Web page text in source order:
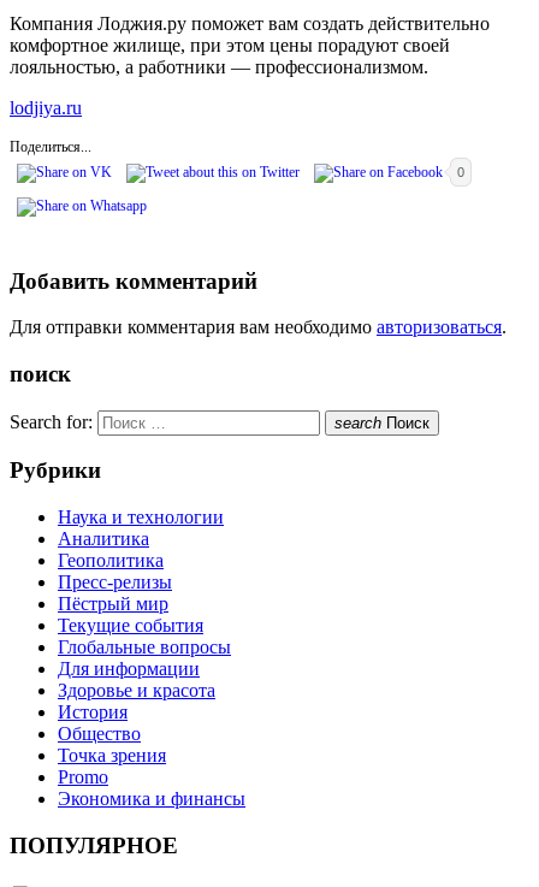
Компания Лоджия.ру поможет вам создать действительно
комфортное жилище, при этом цены порадуют своей
лояльностью, а работники — профессионализмом.
lodjiya.ru
Поделиться...
0
Добавить комментарий
Для отправки комментария вам необходимо авторизоваться.
поиск
Search for: search Поиск
Рубрики
Наука и технологии
Аналитика
Геополитика
Пресс-релизы
Пёстрый мир
Текущие события
Глобальные вопросы
Для информации
Здоровье и красота
История
Общество
Точка зрения
Promo
Экономика и финансы
ПОПУЛЯРНОЕ